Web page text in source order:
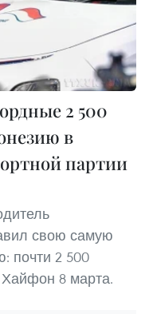
2 500
в
партии
свою самую
почти 2 500
Хайфон 8 марта.